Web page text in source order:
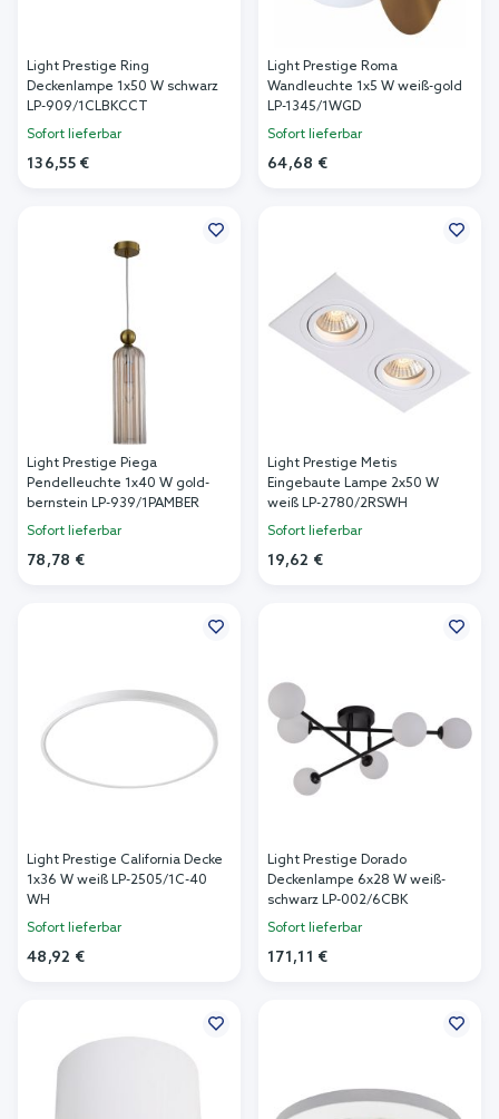
Light Prestige Ring
Deckenlampe 1x50 W schwarz
LP-909/1CLBKCCT
Sofort lieferbar
136,55 €
Light Prestige Roma
Wandleuchte 1x5 W weiß-gold
LP-1345/1WGD
Sofort lieferbar
64,68 €
Light Prestige Piega
Pendelleuchte 1x40 W gold-
bernstein LP-939/1PAMBER
Sofort lieferbar
78,78 €
Light Prestige Metis
Eingebaute Lampe 2x50 W
weiß LP-2780/2RSWH
Sofort lieferbar
19,62 €
Light Prestige California Decke
1x36 W weiß LP-2505/1C-40
WH
Sofort lieferbar
48,92 €
Light Prestige Dorado
Deckenlampe 6x28 W weiß-
schwarz LP-002/6CBK
Sofort lieferbar
171,11 €